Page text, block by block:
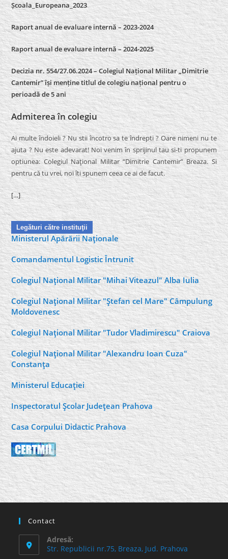
Școala_Europeana_2023
Raport anual de evaluare internă – 2023-2024
Raport anual de evaluare internă –2024-2025
Decizia nr. 554/27.06.2024 – Colegiul Național Militar „Dimitrie
Cantemir” își menține titlul de colegiu național pentru o
perioadă de 5 ani
Admiterea în colegiu
Ai multe îndoieli ? Nu stii încotro sa te îndrepti ? Oare nimeni nu te
ajuta ? Nu este adevarat! Noi venim în sprijinul tau si-ti propunem
optiunea: Colegiul Naţional Militar “Dimitrie Cantemir” Breaza. Si
pentru că tu vrei, noi îti spunem ceea ce ai de facut.
[…]
Legături către instituţii
Ministerul Apărării Naţionale
Comandamentul Logistic Întrunit
Colegiul Naţional Militar "Mihai Viteazul" Alba Iulia
Colegiul Naţional Militar "Ştefan cel Mare" Câmpulung
Moldovenesc
Colegiul Naţional Militar "Tudor Vladimirescu" Craiova
Colegiul Naţional Militar "Alexandru Ioan Cuza"
Constanţa
Ministerul Educaţiei
Inspectoratul Şcolar Judeţean Prahova
Casa Corpului Didactic Prahova
Contact
Adresă:
Str. Republicii nr.75, Breaza, Jud. Prahova